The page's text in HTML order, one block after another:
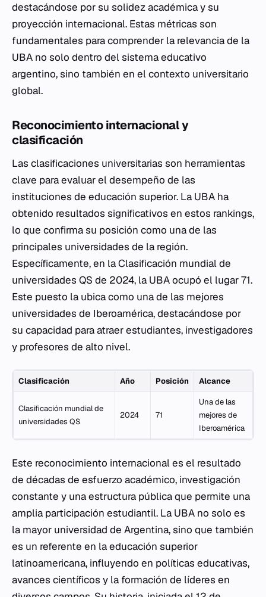
destacándose por su solidez académica y su
proyección internacional. Estas métricas son
fundamentales para comprender la relevancia de la
UBA no solo dentro del sistema educativo
argentino, sino también en el contexto universitario
global.
Reconocimiento internacional y
clasificación
Las clasificaciones universitarias son herramientas
clave para evaluar el desempeño de las
instituciones de educación superior. La UBA ha
obtenido resultados significativos en estos rankings,
lo que confirma su posición como una de las
principales universidades de la región.
Específicamente, en la Clasificación mundial de
universidades QS de 2024, la UBA ocupó el lugar 71.
Este puesto la ubica como una de las mejores
universidades de Iberoamérica, destacándose por
su capacidad para atraer estudiantes, investigadores
y profesores de alto nivel.
Clasificación Año Posición Alcance
Clasificación mundial de
universidades QS
2024 71
Una de las
mejores de
Iberoamérica
Este reconocimiento internacional es el resultado
de décadas de esfuerzo académico, investigación
constante y una estructura pública que permite una
amplia participación estudiantil. La UBA no solo es
la mayor universidad de Argentina, sino que también
es un referente en la educación superior
latinoamericana, influyendo en políticas educativas,
avances científicos y la formación de líderes en